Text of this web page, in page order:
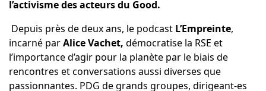
l’activisme des acteurs du Good.
Depuis près de deux ans, le podcast L’Empreinte,
incarné parAlice Vachet, démocratise la RSE et
l’importance d’agir pour la planète par le biais de
rencontres et conversations aussi diverses que
passionnantes. PDG de grands groupes, dirigeant-es